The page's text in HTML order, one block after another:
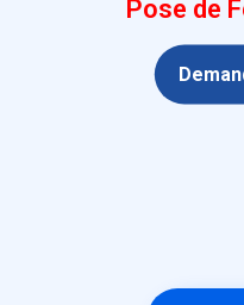
Pose de